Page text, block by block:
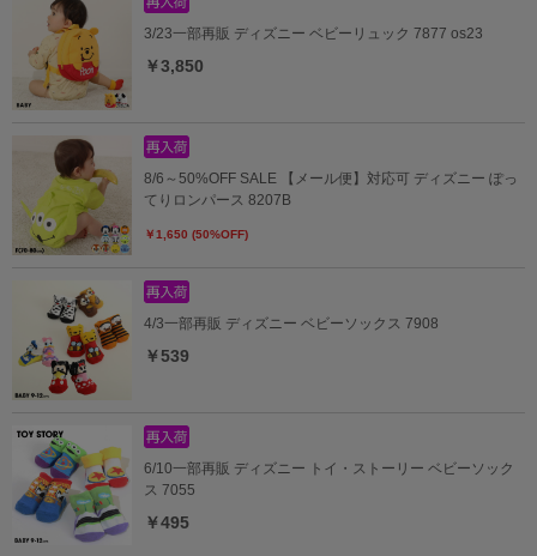
3/23一部再販 ディズニー ベビーリュック 7877 os23
￥3,850
8/6～50%OFF SALE 【メール便】対応可 ディズニー ぽっ
てりロンパース 8207B
￥1,650 (50%OFF)
4/3一部再販 ディズニー ベビーソックス 7908
￥539
6/10一部再販 ディズニー トイ・ストーリー ベビーソック
ス 7055
￥495